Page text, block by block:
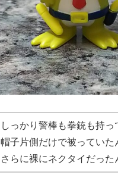
しっかり警棒も拳銃も持っ
帽子片側だけで被っていた
さらに裸にネクタイだった